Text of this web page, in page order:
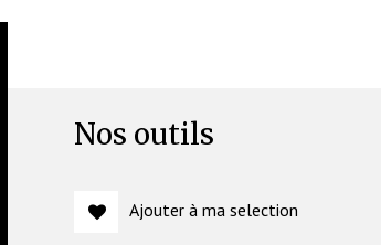
Nos outils
Ajouter à ma selection